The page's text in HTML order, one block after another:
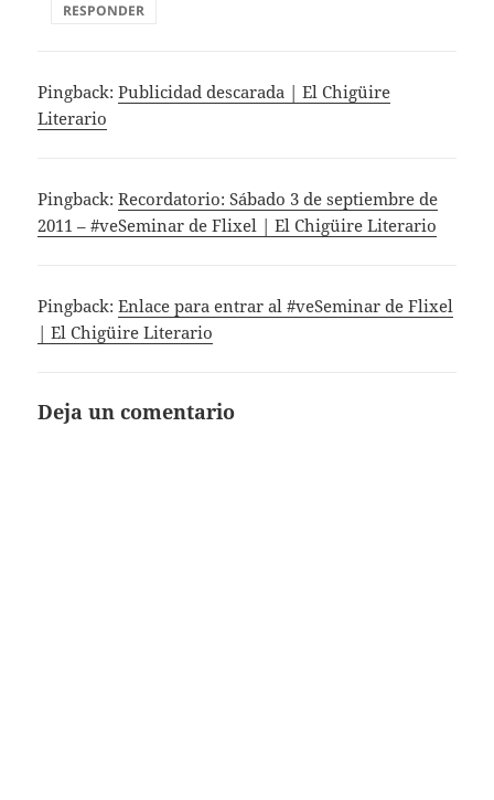
RESPONDER
Pingback:Publicidad descarada | El Chigüire
Literario
Pingback:Recordatorio: Sábado 3 de septiembre de
2011 – #veSeminar de Flixel | El Chigüire Literario
Pingback:Enlace para entrar al #veSeminar de Flixel
| El Chigüire Literario
Deja un comentario